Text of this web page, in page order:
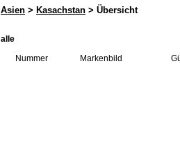
Asien > Kasachstan > Übersicht
alle
Nummer Markenbild